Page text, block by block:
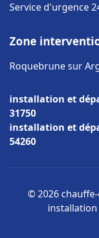
Service d'urgence
Zone
Roquebrune sur
installation et
31750
installation et
54260
© 2026